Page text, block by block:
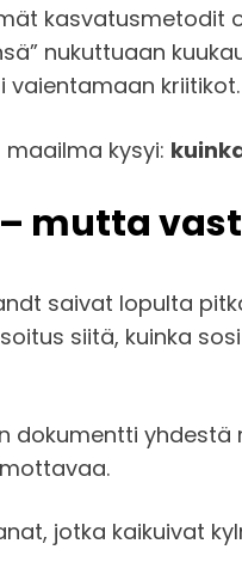
kasvatusmetodit
nukuttuaan
vaientamaan kriitikot.
kysyi:
mutta
saivat lopulta
siitä, kuinka
dokumentti yhdestä
jotka kaikuivat